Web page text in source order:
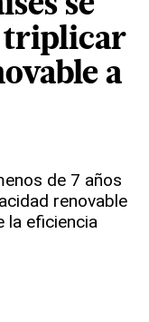
se
triplicar
a
de 7 años
renovable
la eficiencia